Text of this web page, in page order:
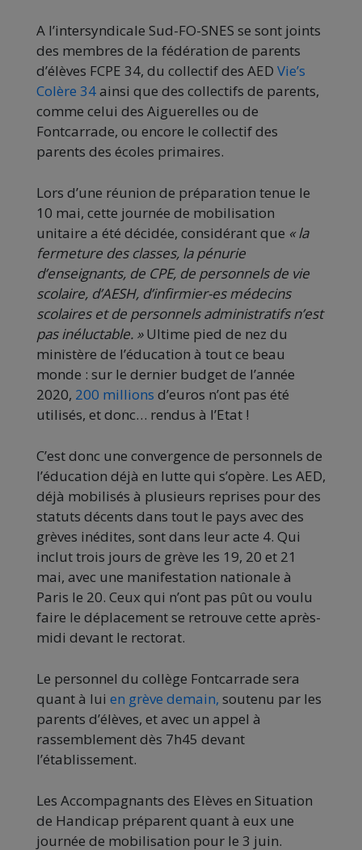
A l’intersyndicale Sud-FO-SNES se sont joints
des membres de la fédération de parents
d’élèves FCPE 34, du collectif des AED Vie’s
Colère 34ainsi que des collectifs de parents,
comme celui des Aiguerelles ou de
Fontcarrade, ou encore le collectif des
parents des écoles primaires.
Lors d’une réunion de préparation tenue le
10 mai, cette journée de mobilisation
unitaire a été décidée, considérant que « la
fermeture des classes, la pénurie
d’enseignants, de CPE, de personnels de vie
scolaire, d’AESH, d’infirmier-es médecins
scolaires et de personnels administratifs n’est
pas inéluctable. »Ultime pied de nez du
ministère de l’éducation à tout ce beau
monde : sur le dernier budget de l’année
2020, 200 millions d’euros n’ont pas été
utilisés, et donc… rendus à l’Etat !
C’est donc une convergence de personnels de
l’éducation déjà en lutte qui s’opère. Les AED,
déjà mobilisés à plusieurs reprises pour des
statuts décents dans tout le pays avec des
grèves inédites, sont dans leur acte 4. Qui
inclut trois jours de grève les 19, 20 et 21
mai, avec une manifestation nationale à
Paris le 20. Ceux qui n’ont pas pût ou voulu
faire le déplacement se retrouve cette après-
midi devant le rectorat.
Le personnel du collège Fontcarrade sera
quant à lui en grève demain, soutenu par les
parents d’élèves, et avec un appel à
rassemblement dès 7h45 devant
l’établissement.
Les Accompagnants des Elèves en Situation
de Handicap préparent quant à eux une
journée de mobilisation pour le 3 juin.